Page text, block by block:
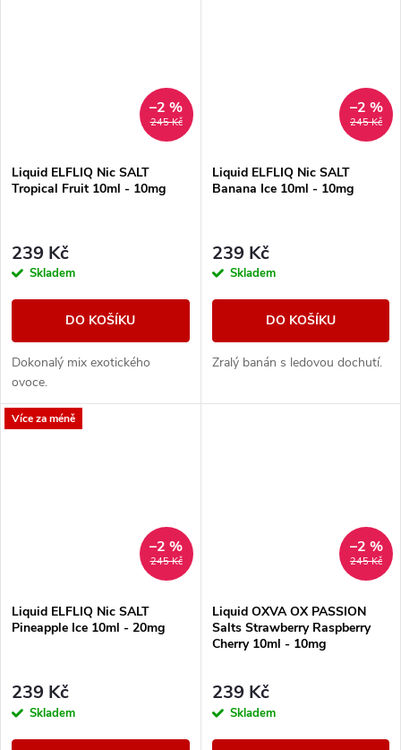
245 Kč
–2 %
Liquid ELFLIQ Nic SALT
Tropical Fruit 10ml - 10mg
239 Kč
Skladem
DO KOŠÍKU
Dokonalý mix exotického
ovoce.
245 Kč
–2 %
Liquid ELFLIQ Nic SALT
Banana Ice 10ml - 10mg
239 Kč
Skladem
DO KOŠÍKU
Zralý banán s ledovou dochutí.
Více za méně
245 Kč
–2 %
Liquid ELFLIQ Nic SALT
Pineapple Ice 10ml - 20mg
239 Kč
Skladem
245 Kč
–2 %
Liquid OXVA OX PASSION
Salts Strawberry Raspberry
Cherry 10ml - 10mg
239 Kč
Skladem